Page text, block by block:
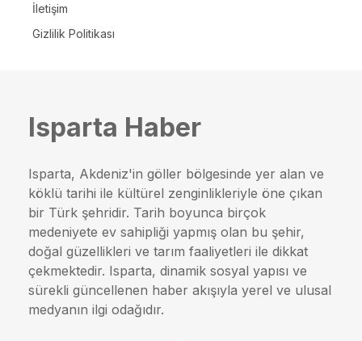
İletişim
Gizlilik Politikası
Isparta Haber
Isparta, Akdeniz'in göller bölgesinde yer alan ve
köklü tarihi ile kültürel zenginlikleriyle öne çıkan
bir Türk şehridir. Tarih boyunca birçok
medeniyete ev sahipliği yapmış olan bu şehir,
doğal güzellikleri ve tarım faaliyetleri ile dikkat
çekmektedir. Isparta, dinamik sosyal yapısı ve
sürekli güncellenen haber akışıyla yerel ve ulusal
medyanın ilgi odağıdır.